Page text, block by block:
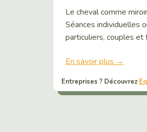
Le cheval comme
Séances individuelles
particuliers, couples et
En savoir plus →
Entreprises ? Découvrez